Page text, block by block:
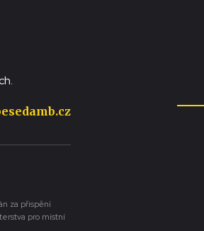
za přispění
pro místní